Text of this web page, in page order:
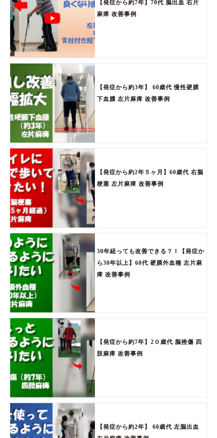
【発症から約7年】70代 脳出血 右片
麻痺 改善事例
【発症から約3年】 60歳代 慢性硬膜
下血腫 左片麻痺 改善事例
【発症から約2年５ヶ月】60歳代 右脳
梗塞 左片麻痺 改善事例
30年経っても改善できる？！【発症か
ら30年以上】60代 硬膜外血種 左片麻
痺 改善事例
【発症から約7年】2０歳代 脳挫傷 四
肢麻痺 改善事例
【発症から約2年】 60歳代 左脳出血